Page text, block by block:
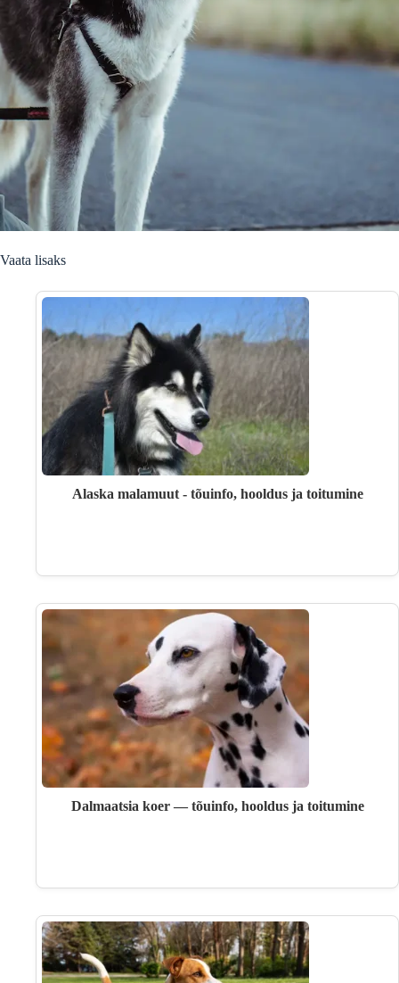
Vaata lisaks
Alaska malamuut - tõuinfo, hooldus ja toitumine
Dalmaatsia koer — tõuinfo, hooldus ja toitumine